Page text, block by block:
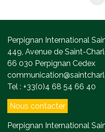
Perpignan International
449, Avenue de Saint-
66 030 Perpignan Cedex
Tel : +33(0)4 68 54 66 40
Nous contacter
Perpignan International